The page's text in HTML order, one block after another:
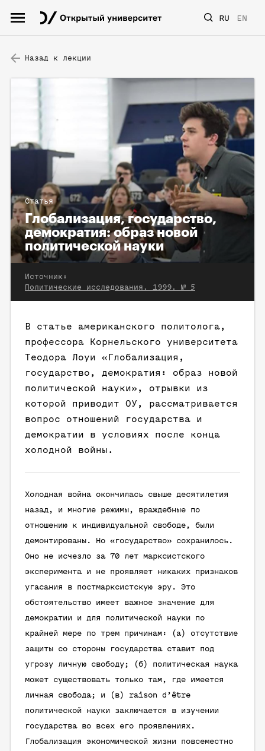
RU EN
Назад к лекции
Статья
Глобализация, государство,
демократия: образ новой
политической науки
Источник:
Политические исследования. 1999. № 5
В статье американского политолога,
профессора Корнельского университета
Теодора Лоуи «Глобализация,
государство, демократия: образ новой
политической науки», отрывки из
которой приводит ОУ, рассматривается
вопрос отношений государства и
демократии в условиях после конца
холодной войны.
Холодная война окончилась свыше десятилетия
назад, и многие режимы, враждебные по
отношению к индивидуальной свободе, были
демонтированы. Но «государство» сохранилось.
Оно не исчезло за 70 лет марксистского
эксперимента и не проявляет никаких признаков
угасания в постмарксистскую эру. Это
обстоятельство имеет важное значение для
демократии и для политической науки по
крайней мере по трем причинам: (а) отсутствие
защиты со стороны государства ставит под
угрозу личную свободу; (б) политическая наука
может существовать только там, где имеется
личная свобода; и (в) raison d’être
политической науки заключается в изучении
государства во всех его проявлениях.
Глобализация экономической жизни повсеместно